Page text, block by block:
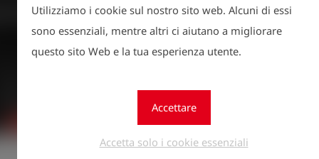
Utilizziamo i cookie sul nostro sito web. Alcuni di essi
sono essenziali, mentre altri ci aiutano a migliorare
questo sito Web e la tua esperienza utente.
Accettare
Accetta solo i cookie essenzialilock